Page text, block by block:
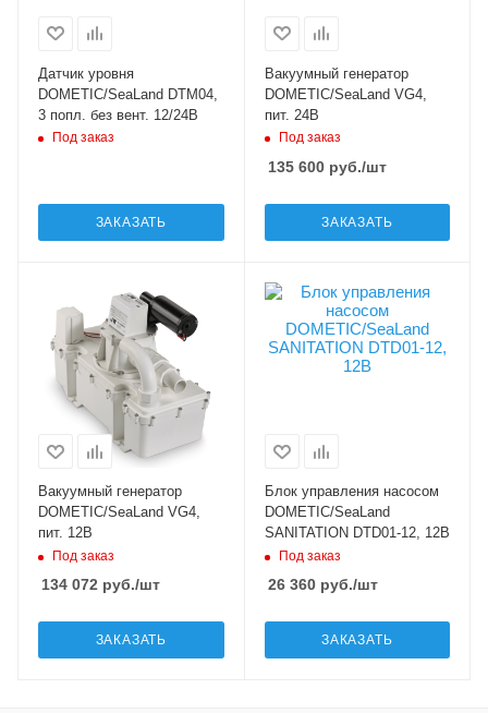
Датчик уровня
DOMETIC/SeaLand DTM04,
3 попл. без вент. 12/24В
Под заказ
ЗАКАЗАТЬ
Вакуумный генератор
DOMETIC/SeaLand VG4,
пит. 24В
Под заказ
135 600руб./шт
ЗАКАЗАТЬ
Вакуумный генератор
DOMETIC/SeaLand VG4,
пит. 12В
Под заказ
134 072 руб./шт
ЗАКАЗАТЬ
Блок управления насосом
DOMETIC/SeaLand
SANITATION DTD01-12, 12В
Под заказ
26 360руб./шт
ЗАКАЗАТЬ